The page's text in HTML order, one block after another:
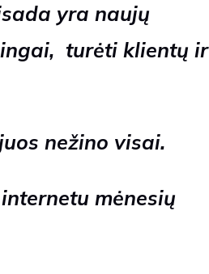
yra naujų
turėti klientų ir
nežino visai.
mėnesių